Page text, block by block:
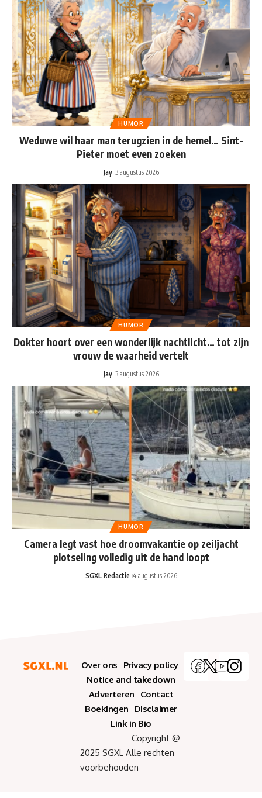
HUMOR
Weduwe wil haar man terugzien in de hemel… Sint-
Pieter moet even zoeken
Jay 3 augustus 2026
HUMOR
Dokter hoort over een wonderlijk nachtlicht… tot zijn
vrouw de waarheid vertelt
Jay 3 augustus 2026
HUMOR
Camera legt vast hoe droomvakantie op zeiljacht
plotseling volledig uit de hand loopt
SGXL Redactie 4 augustus 2026
Over ons
Privacy policy
Notice and takedown
Adverteren
Contact
Boekingen
Disclaimer
Link in Bio
Copyright @
2025 SGXL Alle rechten
voorbehouden